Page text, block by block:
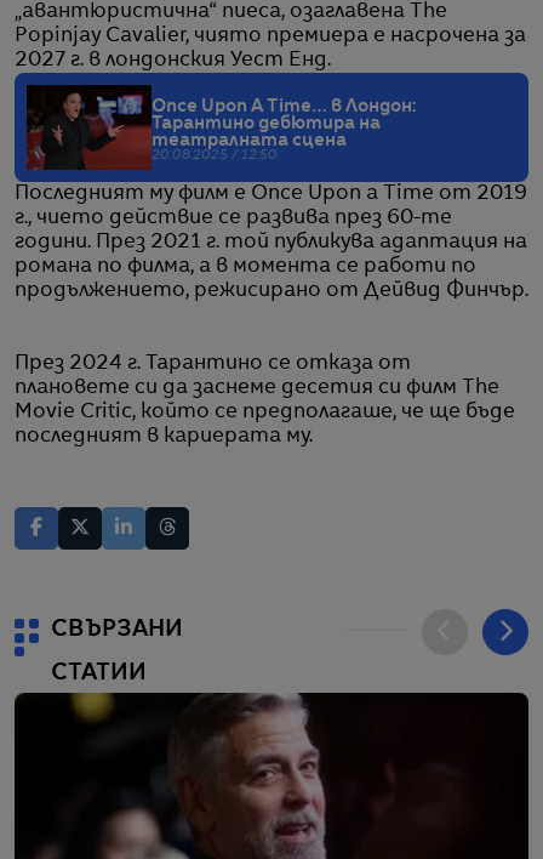
„авантюристична“ пиеса, озаглавена The
Popinjay Cavalier, чиято премиера е насрочена за
2027 г. в лондонския Уест Енд.
Once Upon A Time… в Лондон:
Тарантино дебютира на
театралната сцена
20.08.2025 / 12:50
Последният му филм е Once Upon a Time от 2019
г., чието действие се развива през 60-те
години. През 2021 г. той публикува адаптация на
романа по филма, а в момента се работи по
продължението, режисирано от Дейвид Финчър.
През 2024 г. Тарантино се отказа от
плановете си да заснеме десетия си филм The
Movie Critic, който се предполагаше, че ще бъде
последният в кариерата му.
СВЪРЗАНИ
СТАТИИ